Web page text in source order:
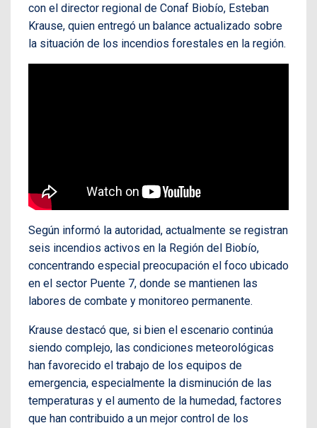
con el director regional de Conaf Biobío, Esteban
Krause, quien entregó un balance actualizado sobre
la situación de los incendios forestales en la región.
Según informó la autoridad, actualmente se registran
seis incendios activos en la Región del Biobío,
concentrando especial preocupación el foco ubicado
en el sector Puente 7, donde se mantienen las
labores de combate y monitoreo permanente.
Krause destacó que, si bien el escenario continúa
siendo complejo, las condiciones meteorológicas
han favorecido el trabajo de los equipos de
emergencia, especialmente la disminución de las
temperaturas y el aumento de la humedad, factores
que han contribuido a un mejor control de los